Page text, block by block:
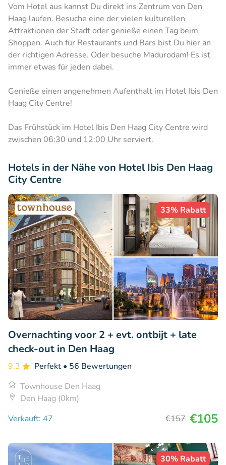
Vom Hotel aus kannst Du direkt ins Zentrum von Den
Haag laufen. Besuche eine der vielen kulturellen
Attraktionen der Stadt oder genieße einen Tag beim
Shoppen. Auch für Restaurants und Bars bist Du hier an
der richtigen Adresse. Oder besuche Madurodam! Es ist
immer etwas für jeden dabei.
Genieße einen angenehmen Aufenthalt im Hotel Ibis Den
Haag City Centre!
Das Frühstück im Hotel Ibis Den Haag City Centre wird
zwischen 06:30 und 12:00 Uhr serviert.
Hotels in der Nähe von Hotel Ibis Den Haag
City Centre
33% Rabatt
Overnachting voor 2 + evt. ontbijt + late
check-out in Den Haag
9.3 Perfekt • 56 Bewertungen
Townhouse Den Haag
Den Haag (0km)
Verkauft: 47
€157 €105
30% Rabatt